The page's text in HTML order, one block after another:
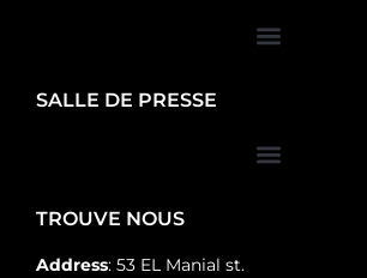
SALLE DE PRESSE
TROUVE NOUS
Address: 53 EL Manial st.